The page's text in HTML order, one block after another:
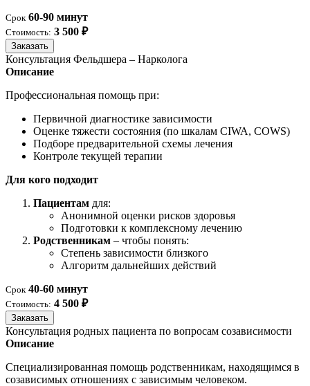
Срок 60-90 минут
Стоимость: 3 500 ₽
Заказать
Консультация Фельдшера – Нарколога
Описание
Профессиональная помощь при:
Первичной диагностике зависимости
Оценке тяжести состояния (по шкалам CIWA, COWS)
Подборе предварительной схемы лечения
Контроле текущей терапии
Для кого подходит
Пациентам для:
Анонимной оценки рисков здоровья
Подготовки к комплексному лечению
Родственникам – чтобы понять:
Степень зависимости близкого
Алгоритм дальнейших действий
Срок 40-60 минут
Стоимость: 4 500 ₽
Заказать
Консультация родных пациента по вопросам созависимости
Описание
Специализированная помощь родственникам, находящимся в
созависимых отношениях с зависимым человеком.